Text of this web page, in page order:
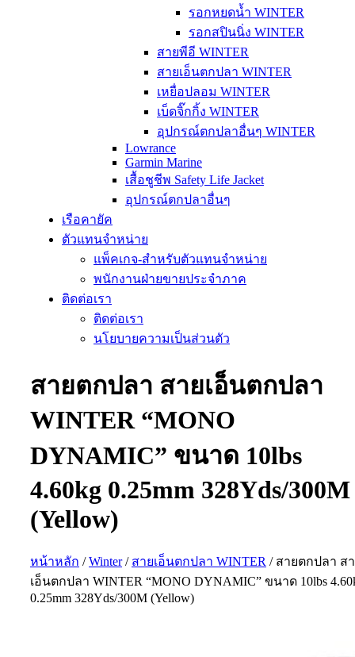
รอกหยดน้ำ WINTER
รอกสปินนิ่ง WINTER
สายพีอี WINTER
สายเอ็นตกปลา WINTER
เหยื่อปลอม WINTER
เบ็ดจิ๊กกิ้ง WINTER
อุปกรณ์ตกปลาอื่นๆ WINTER
Lowrance
Garmin Marine
เสื้อชูชีพ Safety Life Jacket
อุปกรณ์ตกปลาอื่นๆ
เรือคายัค
ตัวแทนจำหน่าย
แพ็คเกจ-สำหรับตัวแทนจำหน่าย
พนักงานฝ่ายขายประจำภาค
ติดต่อเรา
ติดต่อเรา
นโยบายความเป็นส่วนตัว
สายตกปลา สายเอ็นตกปลา
WINTER “MONO
DYNAMIC” ขนาด 10lbs
4.60kg 0.25mm 328Yds/300M
(Yellow)
หน้าหลัก /Winter/ สายเอ็นตกปลา WINTER / สายตกปลา ส
เอ็นตกปลา WINTER “MONO DYNAMIC” ขนาด 10lbs
0.25mm 328Yds/300M (Yellow)